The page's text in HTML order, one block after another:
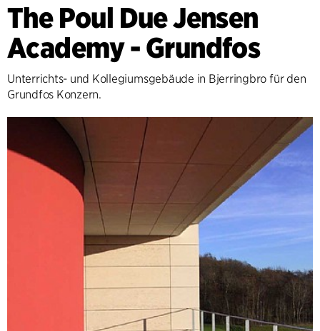
The Poul Due Jensen
Academy - Grundfos
Unterrichts- und Kollegiumsgebäude in Bjerringbro für den
Grundfos Konzern.